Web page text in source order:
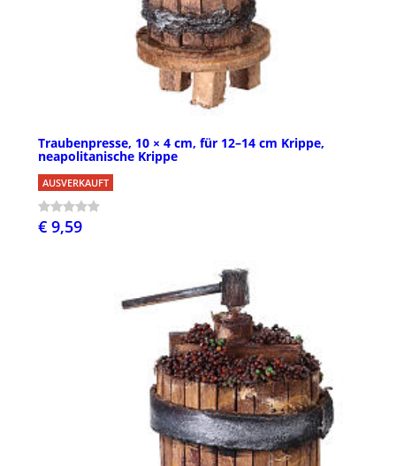
Traubenpresse, 10 × 4 cm, für 12–14 cm Krippe,
neapolitanische Krippe
AUSVERKAUFT
€ 9,59